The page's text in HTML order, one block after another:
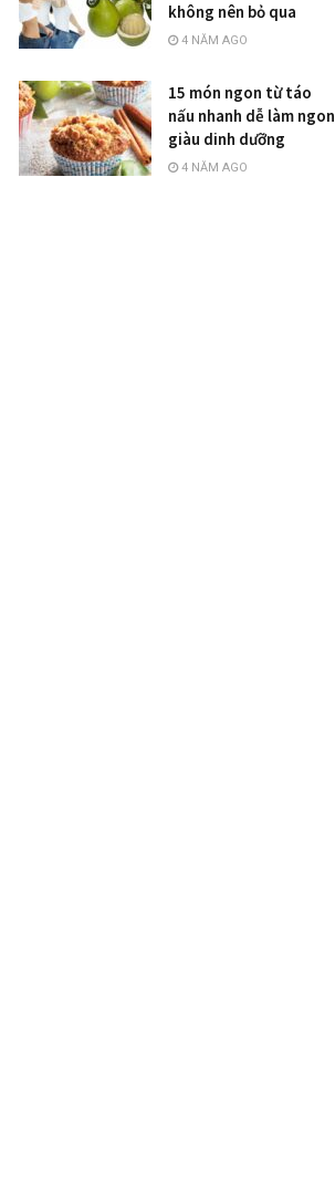
không nên bỏ qua
4 NĂM AGO
15 món ngon từ táo
nấu nhanh dễ làm ngon
giàu dinh dưỡng
4 NĂM AGO